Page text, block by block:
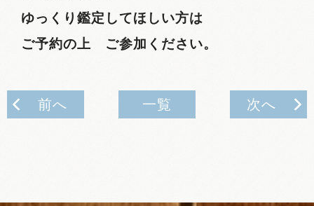
ゆっくり鑑定してほしい方は
ご予約の上 ご参加ください。
前へ 一覧 次へ